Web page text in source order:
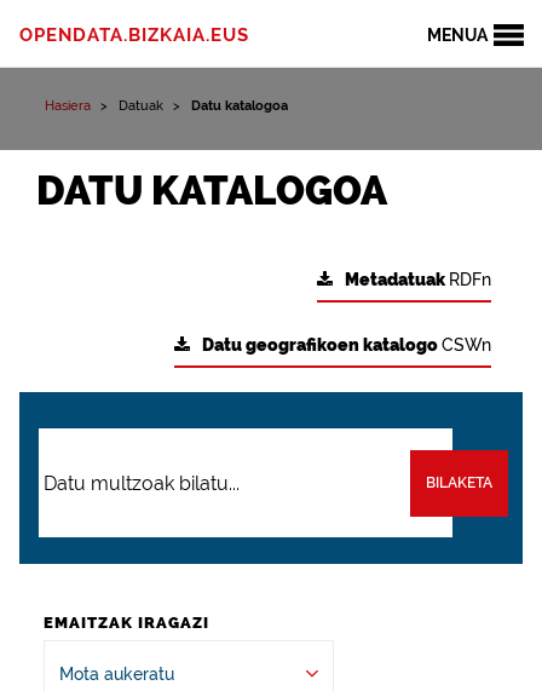
MENUA
OPENDATA.BIZKAIA.EUS
Hasiera Datuak Datu katalogoa
DATU KATALOGOA
Metadatuak RDFn
Datu geografikoen katalogoCSWn
BILAKETA
EMAITZAK IRAGAZI
Mota aukeratu